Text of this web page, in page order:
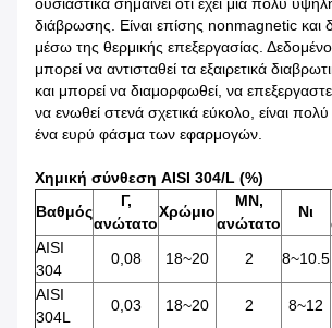
ουσιαστικά σημαίνει ότι έχει μια πολύ
διάβρωσης. Είναι επίσης nonmagnetic και
μέσω της θερμικής επεξεργασίας.
μπορεί να αντισταθεί τα εξαιρετικά
και μπορεί να διαμορφωθεί, να
να ενωθεί στενά σχετικά εύκολο, είναι
ένα ευρύ φάσμα των εφαρμογών.
Χημική σύνθεση AISI 304/L (%)
Βαθμός
Γ,
ανώτατο
Χρώμιο
ΜΝ,
ανώτατο
Νι
AISI
304
0,08 18~20 2 8~10.5
AISI
304L
0,03 18~20 2 8~12